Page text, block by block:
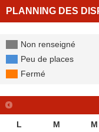
PLANNING DES
Non renseigné
Peu de places
Fermé
L M M